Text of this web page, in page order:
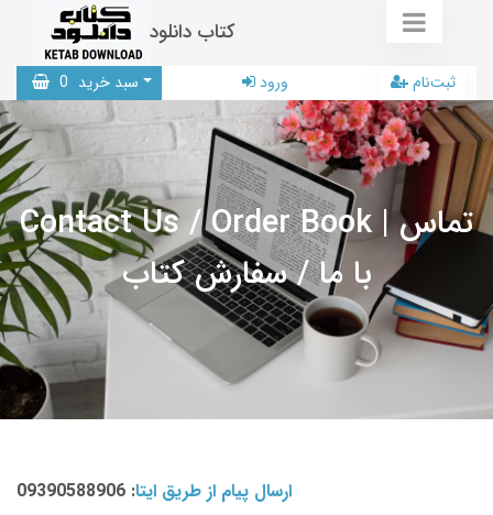
کتاب دانلود
سبد خرید 0 ورود ثبت‌نام
Contact Us / Order Book | تماس
با ما / سفارش کتاب
ارسال پیام از طریق ایتا: 09390588906